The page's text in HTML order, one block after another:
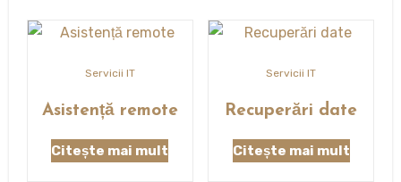
Servicii IT
Asistență remote
Citește mai mult
Servicii IT
Recuperări date
Citește mai mult